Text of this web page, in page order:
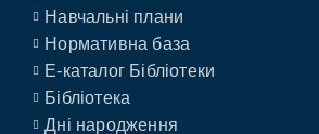
Навчальні плани
Нормативна база
E-каталог Бібліотеки
Бібліотека
Дні народження